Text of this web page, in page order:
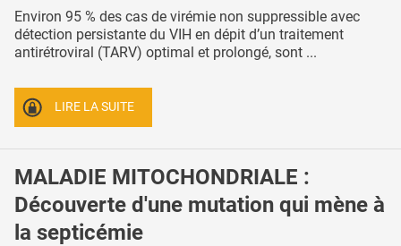
Environ 95 % des cas de virémie non suppressible avec
détection persistante du VIH en dépit d’un traitement
antirétroviral (TARV) optimal et prolongé, sont ...
LIRE LA SUITE
MALADIE MITOCHONDRIALE :
Découverte d'une mutation qui mène à
la septicémie